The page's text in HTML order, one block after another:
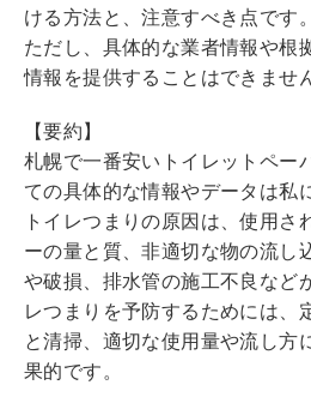
ける方法と、注意すべき点です。
ただし、具体的な業者情報や根
情報を提供することはできませ
【要約】
札幌で一番安いトイレットペー
ての具体的な情報やデータは私
トイレつまりの原因は、使用さ
ーの量と質、非適切な物の流し
や破損、排水管の施工不良など
レつまりを予防するためには、
と清掃、適切な使用量や流し方
果的です。